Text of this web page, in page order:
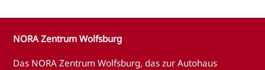
NORA Zentrum Wolfsburg
Das NORA Zentrum Wolfsburg, das zur Autohaus